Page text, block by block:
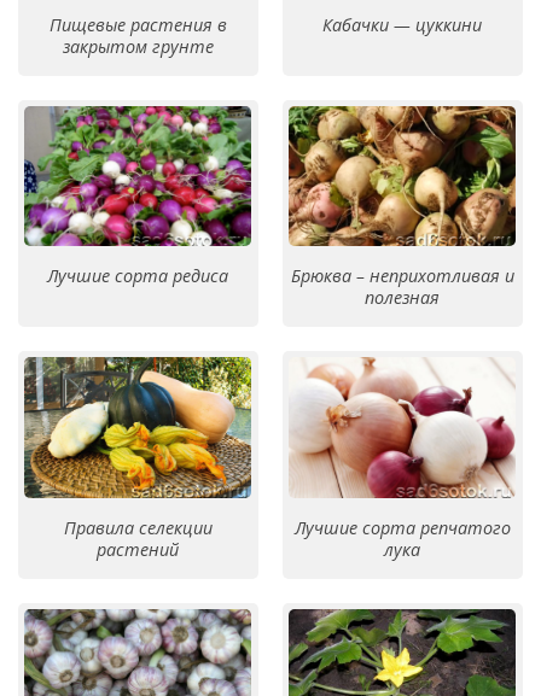
Пищевые растения в
закрытом грунте
Кабачки — цуккини
Лучшие сорта редиса
Брюква – неприхотливая и
полезная
Правила селекции
растений
Лучшие сорта репчатого
лука